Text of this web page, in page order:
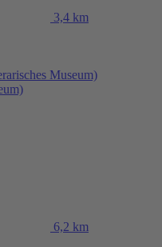
3,4 km
Museum)
6,2 km